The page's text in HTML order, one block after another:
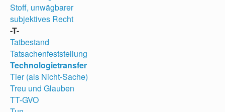
Stoff, unwägbarer
subjektives Recht
-T-
Tatbestand
Tatsachenfeststellung
Technologietransfer
Tier (als Nicht-Sache)
Treu und Glauben
TT-GVO